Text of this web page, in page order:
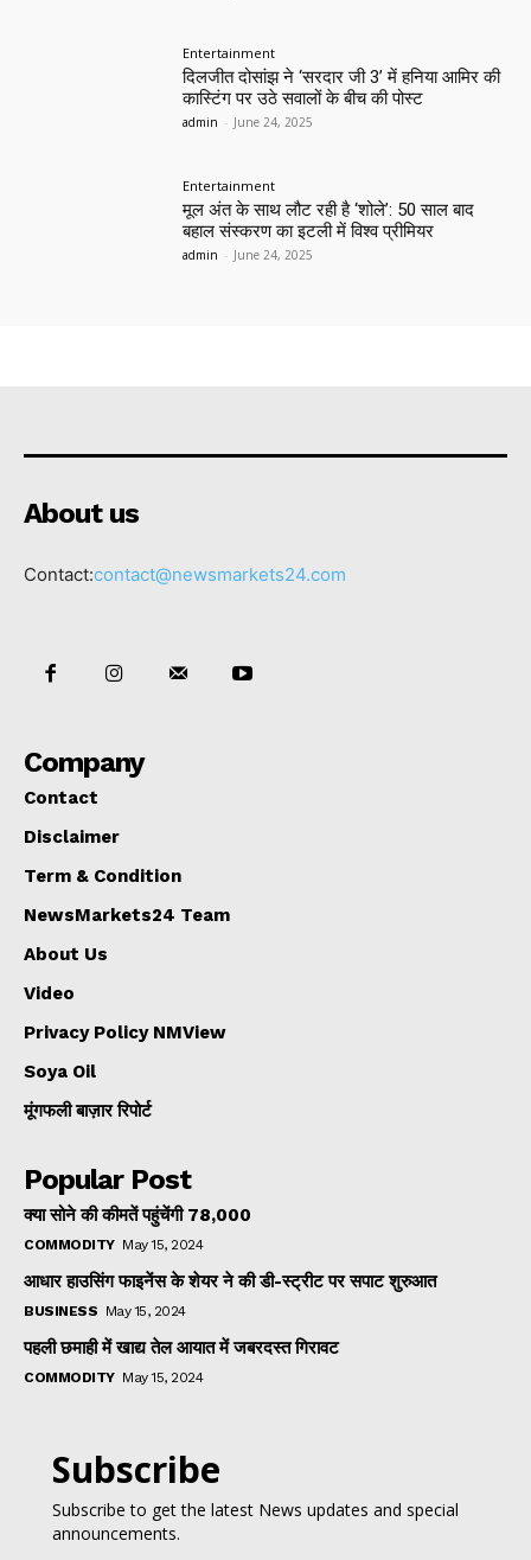
Entertainment
दिलजीत दोसांझ ने ‘सरदार जी 3’ में हनिया आमिर की
कास्टिंग पर उठे सवालों के बीच की पोस्ट
admin - June 24, 2025
Entertainment
मूल अंत के साथ लौट रही है ‘शोले’: 50 साल बाद
बहाल संस्करण का इटली में विश्व प्रीमियर
admin - June 24, 2025
About us
Contact:contact@newsmarkets24.com
Company
Contact
Disclaimer
Term & Condition
NewsMarkets24 Team
About Us
Video
Privacy Policy NMView
Soya Oil
मूंगफली बाज़ार रिपोर्ट
Popular Post
क्या सोने की कीमतें पहुंचेंगी ₹78,000
COMMODITY May 15, 2024
आधार हाउसिंग फाइनेंस के शेयर ने की डी-स्ट्रीट पर सपाट शुरुआत
BUSINESS May 15, 2024
पहली छमाही में खाद्य तेल आयात में जबरदस्त गिरावट
COMMODITY May 15, 2024
Subscribe
Subscribe to get the latest News updates and special
announcements.